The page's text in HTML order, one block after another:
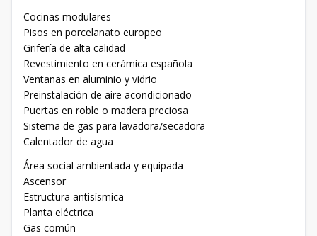
Cocinas modulares
Pisos en porcelanato europeo
Grifería de alta calidad
Revestimiento en cerámica española
Ventanas en aluminio y vidrio
Preinstalación de aire acondicionado
Puertas en roble o madera preciosa
Sistema de gas para lavadora/secadora
Calentador de agua
Área social ambientada y equipada
Ascensor
Estructura antisísmica
Planta eléctrica
Gas común